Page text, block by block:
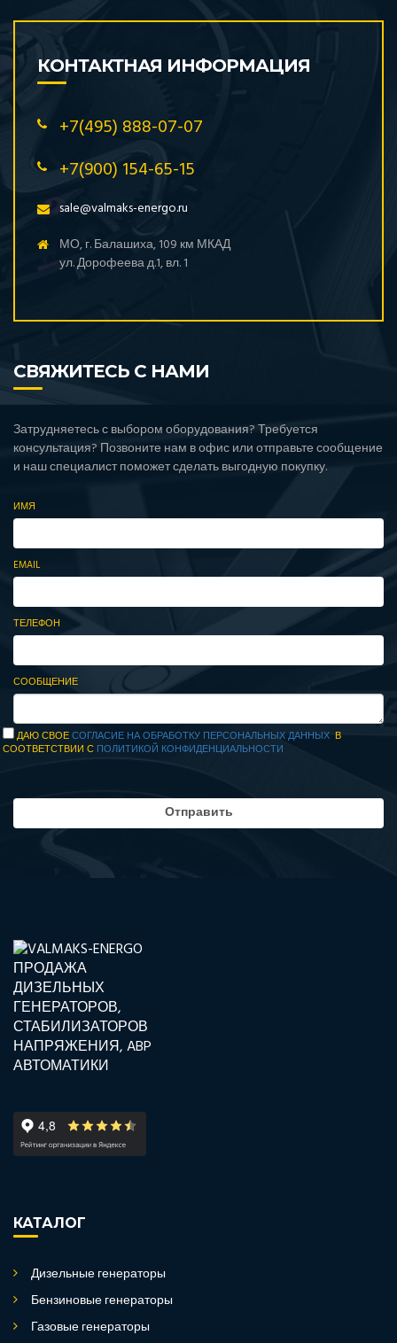
КОНТАКТНАЯ ИНФОРМАЦИЯ
+7(495) 888-07-07
+7(900) 154-65-15
sale@valmaks-energo.ru
МО, г. Балашиха, 109 км МКАД
ул. Дорофеева д.1, вл. 1
СВЯЖИТЕСЬ С НАМИ
Затрудняетесь с выбором оборудования? Требуется
консультация? Позвоните нам в офис или отправьте сообщение
и наш специалист поможет сделать выгодную покупку.
ИМЯ
EMAIL
ТЕЛЕФОН
СООБЩЕНИЕ
ДАЮ СВОЕСОГЛАСИЕ НА ОБРАБОТКУ ПЕРСОНАЛЬНЫХ ДАННЫХ В
СООТВЕТСТВИИ С ПОЛИТИКОЙ КОНФИДЕНЦИАЛЬНОСТИ
КАТАЛОГ
Дизельные генераторы
Бензиновые генераторы
Газовые генераторы